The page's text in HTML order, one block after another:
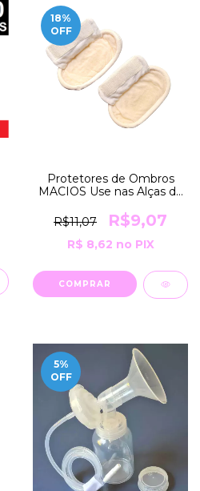
18%
OFF
Protetores de Ombros
MACIOS Use nas Alças do
Conforto 01 Par Promillus
R$11,07 R$9,07
R$ 8,62 no PIX
5%
OFF